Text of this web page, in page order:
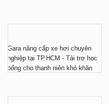
Gara nâng cấp xe hơi chuyên
nghiệp tại TP.HCM - Tài trợ học
bổng cho thanh niên khó khăn